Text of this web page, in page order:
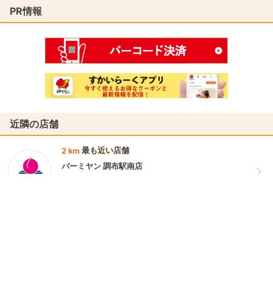
PR情報
近隣の店舗
2 km 最も近い店舗
バーミヤン 調布駅南店